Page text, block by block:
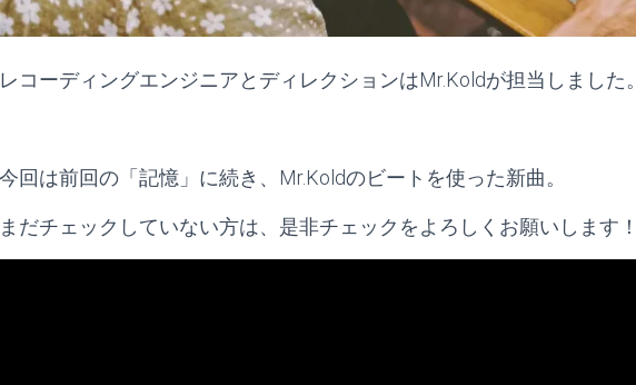
レコーディングエンジニアとディレクションはMr.Koldが担当しました。
今回は前回の「記憶」に続き、Mr.Koldのビートを使った新曲。
まだチェックしていない方は、是非チェックをよろしくお願いします！